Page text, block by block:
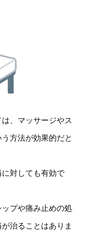
、マッサージやス
方法が効果的だと
対しても有効で
プや痛み止めの処
治ることはありま